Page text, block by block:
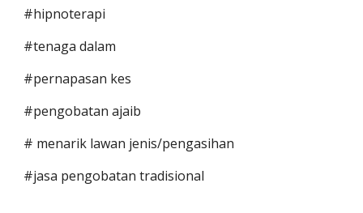
#hipnoterapi
#tenaga dalam
#pernapasan kes
#pengobatan ajaib
# menarik lawan jenis/pengasihan
#jasa pengobatan tradisional